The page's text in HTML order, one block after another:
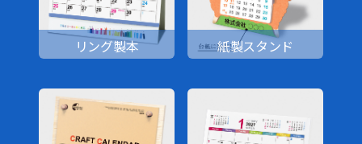
リング製本 紙製スタンド